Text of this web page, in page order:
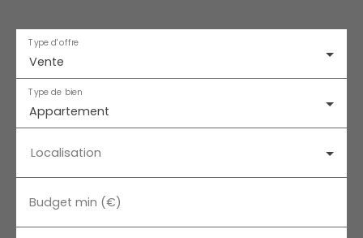
Vente
Type d'offre
Appartement
Type de bien
Localisation
Budget min (€)